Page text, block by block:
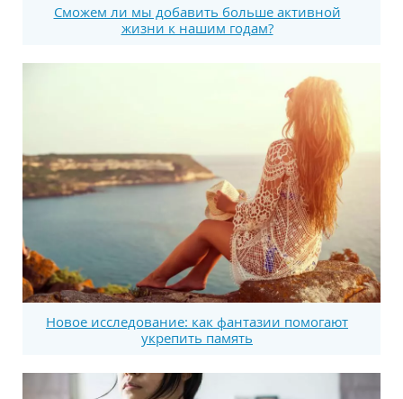
Сможем ли мы добавить больше активной
жизни к нашим годам?
Новое исследование: как фантазии помогают
укрепить память